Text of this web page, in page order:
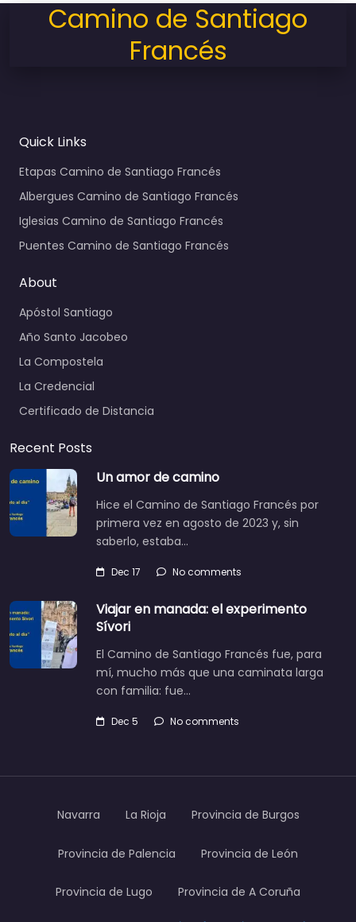
Camino de Santiago
Francés
Quick Links
Etapas Camino de Santiago Francés
Albergues Camino de Santiago Francés
Iglesias Camino de Santiago Francés
Puentes Camino de Santiago Francés
About
Apóstol Santiago
Año Santo Jacobeo
La Compostela
La Credencial
Certificado de Distancia
Recent Posts
Un amor de camino
Hice el Camino de Santiago Francés por
primera vez en agosto de 2023 y, sin
saberlo, estaba…
Dec 17 No comments
Viajar en manada: el experimento
Sívori
El Camino de Santiago Francés fue, para
mí, mucho más que una caminata larga
con familia: fue…
Dec 5 No comments
Navarra La Rioja Provincia de Burgos
Provincia de Palencia Provincia de León
Provincia de Lugo Provincia de A Coruña